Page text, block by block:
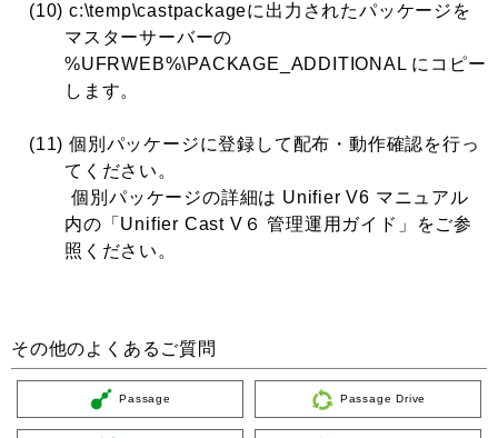
(10) c:\temp\castpackageに出力されたパッケージを
マスターサーバーの
%UFRWEB%\PACKAGE_ADDITIONAL にコピー
します。
(11) 個別パッケージに登録して配布・動作確認を行っ
てください。
個別パッケージの詳細は Unifier V6 マニュアル
内の「Unifier Cast V６ 管理運用ガイド」をご参
照ください。
その他のよくあるご質問
Passage Passage Drive